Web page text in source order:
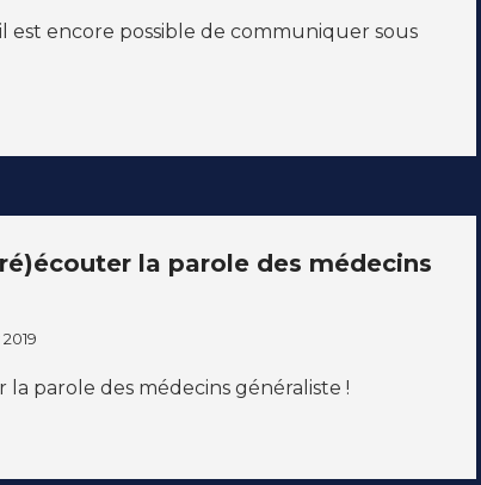
est encore possible de communiquer sous
la parole des médecins
parole des médecins généraliste !